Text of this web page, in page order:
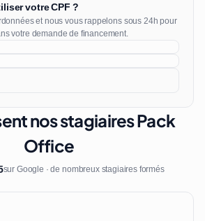
votre CPF ?
et nous vous rappelons sous 24h pour
votre demande de financement.
nos stagiaires Pack
Office
sur Google · de nombreux stagiaires formés